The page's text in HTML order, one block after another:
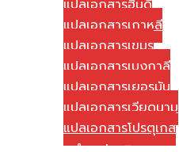
แปลเอกสารฮินดี
แปลเอกสารเกาหลี
แปลเอกสารเขมร
แปลเอกสารเบงกาลี
แปลเอกสารเยอรมัน
แปลเอกสารเวียดนาม
แปลเอกสารโปรตุเกส